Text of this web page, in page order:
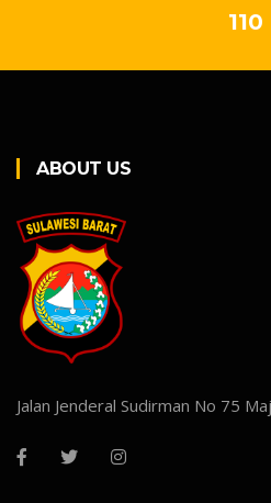
110
ABOUT US
Jalan Jenderal Sudirman No 75